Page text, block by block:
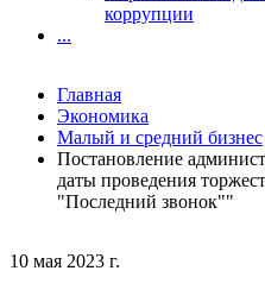
10 мая 2023 г.
коррупции
...
Главная
Экономика
Малый и средний бизнес
Постановление
даты проведения
"Последний звонок""